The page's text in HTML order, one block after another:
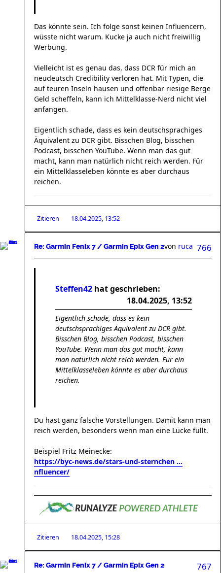
Das könnte sein. Ich folge sonst keinen Influencern,
wüsste nicht warum. Kucke ja auch nicht freiwillig
Werbung.
Vielleicht ist es genau das, dass DCR für mich an
neudeutsch Credibility verloren hat. Mit Typen, die
auf teuren Inseln hausen und offenbar riesige Berge
Geld scheffeln, kann ich Mittelklasse-Nerd nicht viel
anfangen.
Eigentlich schade, dass es kein deutschsprachiges
Äquivalent zu DCR gibt. Bisschen Blog, bisschen
Podcast, bisschen YouTube. Wenn man das gut
macht, kann man natürlich nicht reich werden. Für
ein Mittelklasseleben könnte es aber durchaus
reichen.
Zitieren 18.04.2025, 13:52
Re: Garmin Fenix 7 / Garmin Epix Gen 2 766
von ruca
Steffen42 hat geschrieben:
18.04.2025, 13:52
Eigentlich schade, dass es kein
deutschsprachiges Äquivalent zu DCR gibt.
Bisschen Blog, bisschen Podcast, bisschen
YouTube. Wenn man das gut macht, kann
man natürlich nicht reich werden. Für ein
Mittelklasseleben könnte es aber durchaus
reichen.
Du hast ganz falsche Vorstellungen. Damit kann man
reich werden, besonders wenn man eine Lücke füllt.
Beispiel Fritz Meinecke:
https://byc-news.de/stars-und-sternchen ...
nfluencer/
Zitieren 18.04.2025, 15:28
Re: Garmin Fenix 7 / Garmin Epix Gen 2 767